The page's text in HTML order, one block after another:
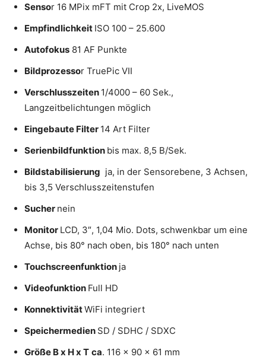
Sensor 16 MPix mFT mit Crop 2x, LiveMOS
Empfindlichkeit ISO 100 – 25.600
Autofokus 81 AF Punkte
Bildprozessor TruePic VII
Verschlusszeiten 1/4000 – 60 Sek.,
Langzeitbelichtungen möglich
Eingebaute Filter 14 Art Filter
Serienbildfunktion bis max. 8,5 B/Sek.
Bildstabilisierung ja, in der Sensorebene, 3 Achsen,
bis 3,5 Verschlusszeitenstufen
Sucher nein
Monitor LCD, 3″, 1,04 Mio. Dots, schwenkbar um eine
Achse, bis 80° nach oben, bis 180° nach unten
Touchscreenfunktion ja
Videofunktion Full HD
KonnektivitätWiFi integriert
Speichermedien SD / SDHC / SDXC
Größe B x H x T ca. 116 x 90 x 61 mm